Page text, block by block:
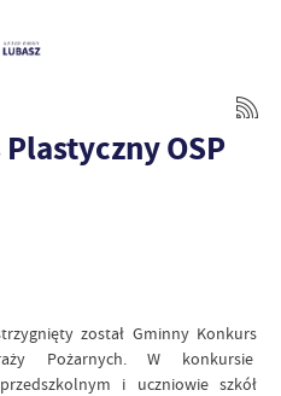
OSP
został Gminny Konkurs
Pożarnych. W konkursie
i uczniowie szkół